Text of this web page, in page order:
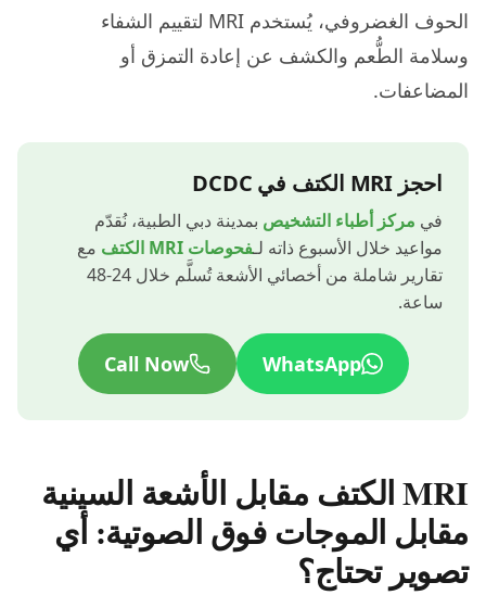
الحوف الغضروفي، يُستخدم MRI لتقييم الشفاء
وسلامة الطُّعم والكشف عن إعادة التمزق أو
المضاعفات.
احجز MRI الكتف في DCDC
في مركز أطباء التشخيص بمدينة دبي الطبية، نُقدّم
مواعيد خلال الأسبوع ذاته لـفحوصات MRI الكتف
مع
تقارير شاملة من أخصائي الأشعة تُسلَّم خلال 24-48
ساعة.
WhatsApp
Call Now
MRI الكتف مقابل الأشعة السينية
مقابل الموجات فوق الصوتية: أي
تصوير تحتاج؟